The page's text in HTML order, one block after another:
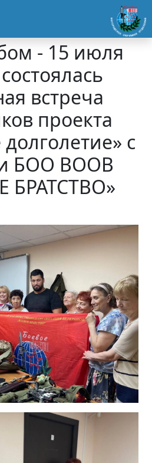
- 15 июля
встреча
проекта
с
БОО ВООВ
БРАТСТВО»